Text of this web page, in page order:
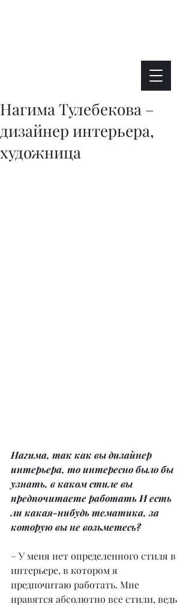
Нагима Тулебекова –
дизайнер интерьера,
художница
Нагима, так как вы дизайнер
интерьера, то интересно было бы
узнать, в каком стиле вы
предпочитаете работать И есть
ли какая-нибудь тематика, за
которую вы не возьметесь?
– У меня нет определенного стиля в
интерьере, в котором я
предпочитаю работать. Мне
нравятся абсолютно все стили, ведь